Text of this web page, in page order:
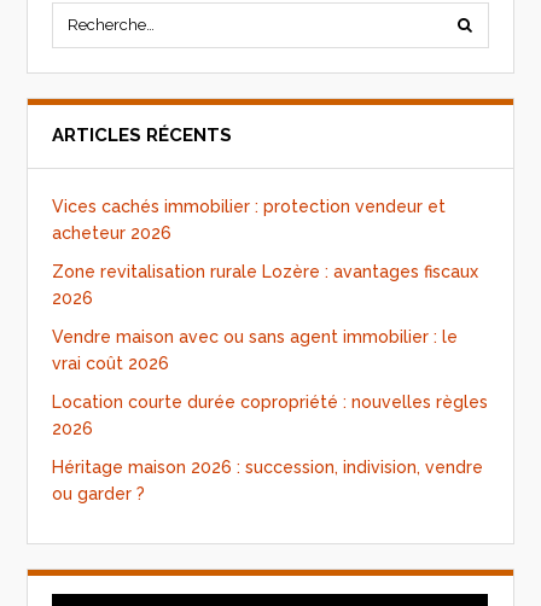
ARTICLES RÉCENTS
Vices cachés immobilier : protection vendeur et
acheteur 2026
Zone revitalisation rurale Lozère : avantages fiscaux
2026
Vendre maison avec ou sans agent immobilier : le
vrai coût 2026
Location courte durée copropriété : nouvelles règles
2026
Héritage maison 2026 : succession, indivision, vendre
ou garder ?